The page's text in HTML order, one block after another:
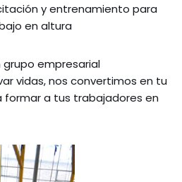
y entrenamiento para
en altura
grupo empresarial
vidas, nos convertimos en tu
a tus trabajadores en